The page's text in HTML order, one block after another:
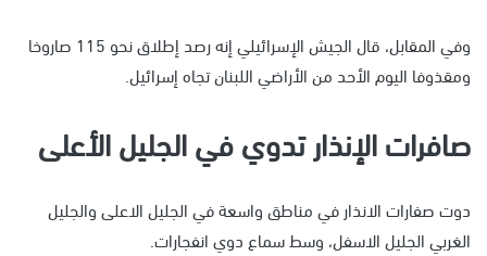
وفي المقابل، قال الجيش الإسرائيلي إنه رصد إطلاق نحو 115 صاروخا
ومقذوفا اليوم الأحد من الأراضي اللبنان تجاه إسرائيل.
صافرات الإنذار تدوي في الجليل الأعلى
دوت صفارات الانذار في مناطق واسعة في الجليل الاعلى والجليل
الغربي الجليل الاسفل، وسط سماع دوي انفجارات.